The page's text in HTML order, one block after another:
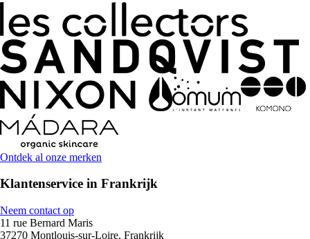
Ontdek al onze merken
Klantenservice in Frankrijk
Neem contact op
11 rue Bernard Maris
37270 Montlouis-sur-Loire, Frankrijk